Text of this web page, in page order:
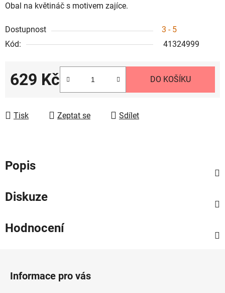
Obal na květináč s motivem zajíce.
Dostupnost
3 - 5
Kód:
41324999
629 Kč DO KOŠÍKU
Tisk Zeptat se Sdílet
Popis
Diskuze
Hodnocení
Informace pro vás